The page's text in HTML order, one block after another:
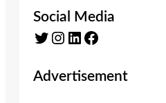
Social Media
Twitter Instagram LinkedIn Facebook
Advertisement